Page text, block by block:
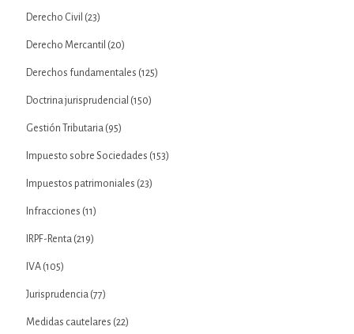
Derecho Civil (23)
Derecho Mercantil (20)
Derechos fundamentales (125)
Doctrina jurisprudencial (150)
Gestión Tributaria (95)
Impuesto sobre Sociedades (153)
Impuestos patrimoniales (23)
Infracciones (11)
IRPF-Renta (219)
IVA (105)
Jurisprudencia (77)
Medidas cautelares (22)